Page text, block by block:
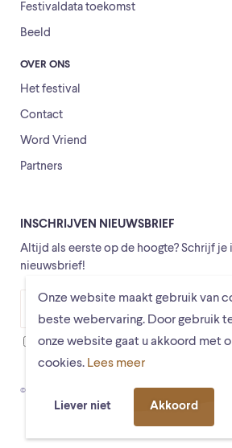
Onze website maakt gebruik van
beste webervaring. Door gebruik
onze website gaat u akkoord met
cookies. Lees meer
Liever niet Akkoord
Festivaldata toekomst
Beeld
OVER ONS
Het festival
Contact
Word Vriend
Partners
INSCHRIJVEN NIEUWSBRIEF
Altijd als eerste op de hoogte? Schrijf je
nieuwsbrief!
Ik ga ermee akkoord dat mijn gegevens
© Schiermonnikoogfestival 2026 Voorwaarden